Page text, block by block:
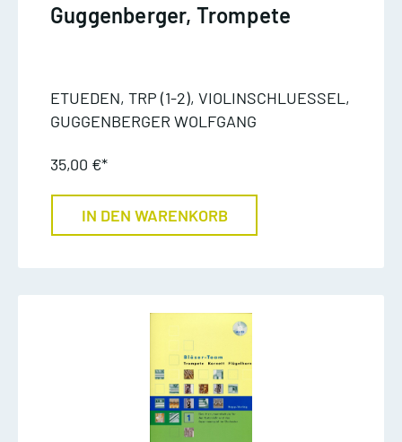
Guggenberger, Trompete
ETUEDEN, TRP (1-2), VIOLINSCHLUESSEL,
GUGGENBERGER WOLFGANG
35,00 €*
IN DEN WARENKORB